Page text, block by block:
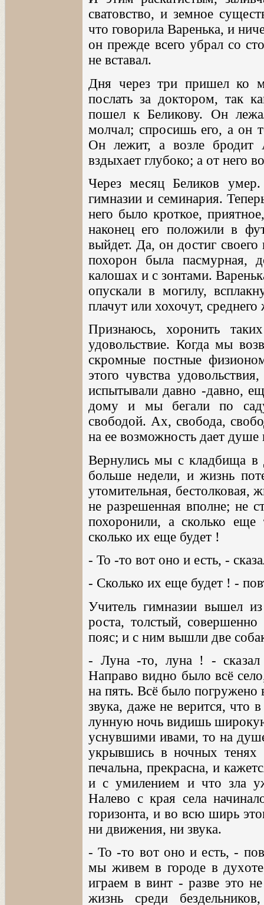
сватовство, и земное
что говорила Варенька, и
он прежде всего убрал со
не вставал.
Дня через три пришел ко
послать за доктором, так
пошел к Беликову. Он
молчал; спросишь его, а он
Он лежит, а возле бродит
вздыхает глубоко; а от него
Через месяц Беликов
гимназии и семинария.
него было кроткое,
наконец его положили в
выйдет. Да, он достиг
похорон была пасмурная,
калошах и с зонтами.
опускали в могилу,
плачут или хохочут,
Признаюсь, хоронить
удовольствие. Когда мы
скромные постные
этого чувства
испытывали давно -давно,
дому и мы бегали по
свободой. Ах, свобода,
на ее возможность дает
Вернулись мы с кладбища
больше недели, и жизнь
утомительная, бестолковая,
не разрешенная вполне; не
похоронили, а сколько еще
сколько их еще будет !
- То -то вот оно и есть, -
- Сколько их еще будет ! -
Учитель гимназии вышел
роста, толстый,
пояс; и с ним вышли две
- Луна -то, луна ! - сказал
Направо видно было всё
на пять. Всё было погружено
звука, даже не верится, что
лунную ночь видишь
уснувшими ивами, то на
укрывшись в ночных тенях
печальна, прекрасна, и
и с умилением и что зла
Налево с края села
горизонта, и во всю ширь
ни движения, ни звука.
- То -то вот оно и есть, -
мы живем в городе в
играем в винт - разве это
жизнь среди